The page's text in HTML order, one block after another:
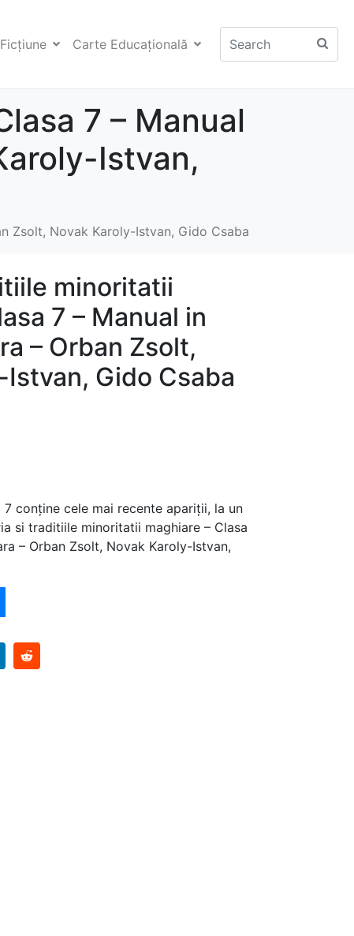
Carte Educaţională
7 – Manual
Istvan,
Zsolt, Novak Karoly-Istvan, Gido Csaba
minoritatii
7 – Manual in
– Orban Zsolt,
Gido Csaba
conține cele mai recente apariții, la un
si traditiile minoritatii maghiare – Clasa
– Orban Zsolt, Novak Karoly-Istvan,